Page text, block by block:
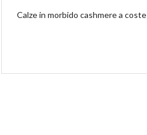
Calze in morbido cashmere a coste